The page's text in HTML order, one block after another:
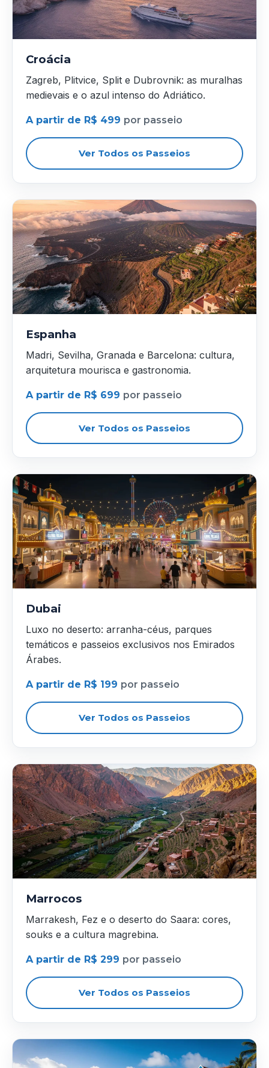
Croácia
Zagreb, Plitvice, Split e Dubrovnik: as muralhas
medievais e o azul intenso do Adriático.
A partir de R$ 499 por passeio
Ver Todos os Passeios
Espanha
Madri, Sevilha, Granada e Barcelona: cultura,
arquitetura mourisca e gastronomia.
A partir de R$ 699 por passeio
Ver Todos os Passeios
Dubai
Luxo no deserto: arranha-céus, parques
temáticos e passeios exclusivos nos Emirados
Árabes.
A partir de R$ 199 por passeio
Ver Todos os Passeios
Marrocos
Marrakesh, Fez e o deserto do Saara: cores,
souks e a cultura magrebina.
A partir de R$ 299 por passeio
Ver Todos os Passeios